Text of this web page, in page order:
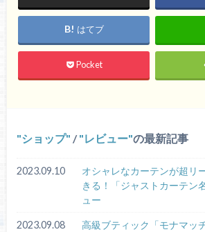
はてブ
Pocket
ショップ / レビュー の最新記事
2023.09.10
オシャレなカーテンが超リ
きる！「ジャストカーテン
ュー
2023.09.08
高級ブティック「モナマッ